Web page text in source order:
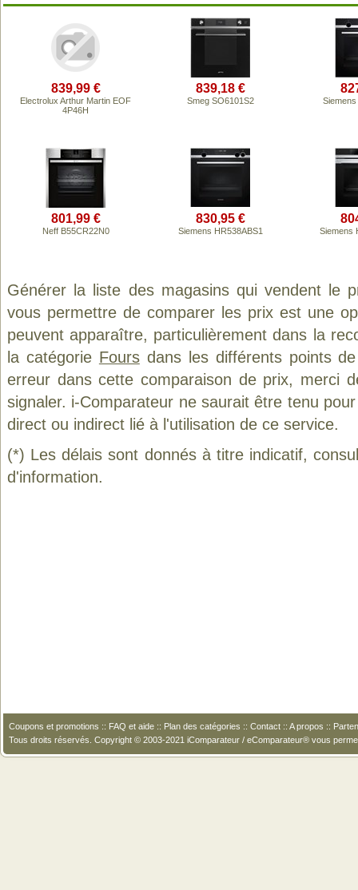
839,99 €
Electrolux Arthur Martin EOF
4P46H
839,18 €
Smeg SO6101S2
801,99 €
Neff B55CR22N0
830,95 €
Siemens HR538ABS1 Siemens
Générer la liste des magasins qui vendent le
vous permettre de comparer les prix est une
peuvent apparaître, particulièrement dans la
la catégorie Foursdans les différents points
erreur dans cette comparaison de prix, merci
signaler. i-Comparateur ne saurait être tenu
direct ou indirect lié à l'utilisation de ce service.
(*) Les délais sont donnés à titre indicatif,
d'information.
Coupons et promotions :: FAQ et aide :: Plan des catégories :: Contact :: A propos ::
Tous droits réservés. Copyright © 2003-2021 iComparateur / eComparateur® vous